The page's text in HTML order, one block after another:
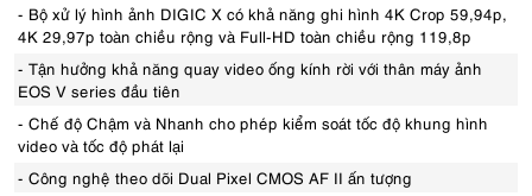
- Bộ xử lý hình ảnh DIGIC X có khả năng ghi hình 4K Crop 59,94p,
4K 29,97p toàn chiều rộng và Full-HD toàn chiều rộng 119,8p
- Tận hưởng khả năng quay video ống kính rời với thân máy ảnh
EOS V series đầu tiên
- Chế độ Chậm và Nhanh cho phép kiểm soát tốc độ khung hình
video và tốc độ phát lại
- Công nghệ theo dõi Dual Pixel CMOS AF II ấn tượng